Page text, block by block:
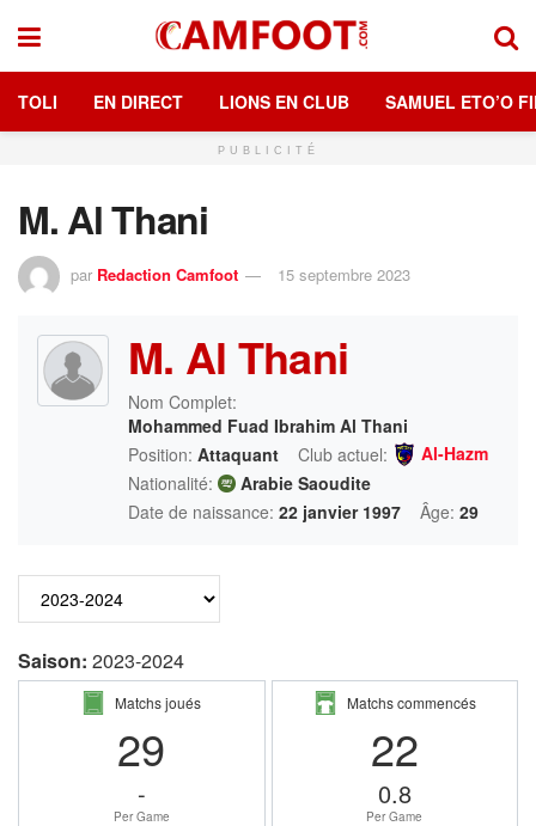
TOLI EN DIRECT LIONS EN CLUB SAMUEL ETO’O
PUBLICITÉ
M. Al Thani
par Redaction Camfoot 15 septembre 2023
M. Al Thani
Nom Complet:
Mohammed Fuad Ibrahim Al Thani
Position: Attaquant Club actuel:
Al-Hazm
Nationalité:
Arabie Saoudite
Date de naissance: 22 janvier 1997 Âge: 29
Saison: 2023-2024
Matchs joués
29
-
Per Game
Matchs commencés
22
0.8
Per Game